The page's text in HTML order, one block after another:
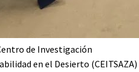
de Investigación
en el Desierto (CEITSAZA)